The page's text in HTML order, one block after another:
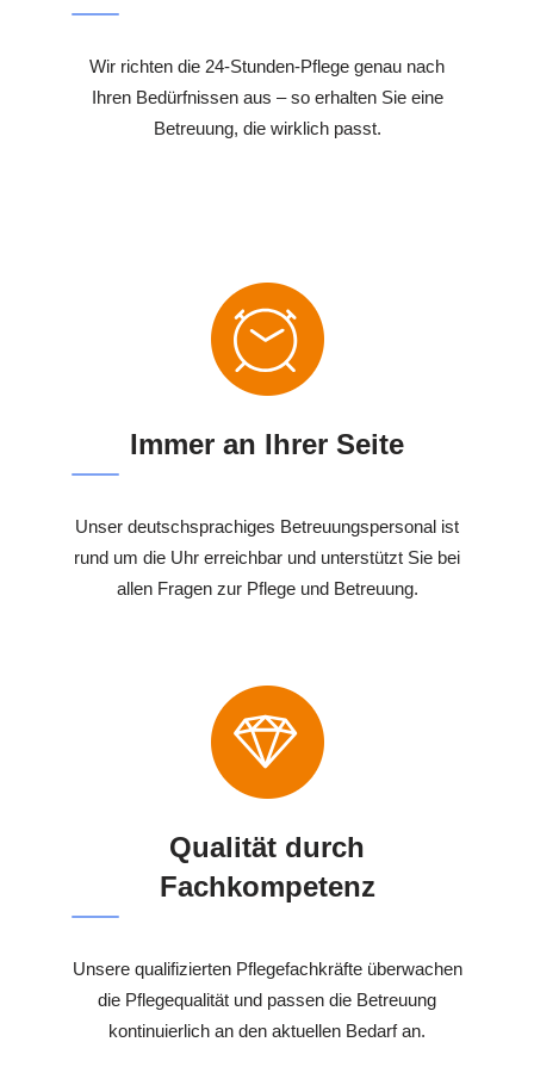
Wir richten die 24-Stunden-Pflege genau nach
Ihren Bedürfnissen aus – so erhalten Sie eine
Betreuung, die wirklich passt.
Immer an Ihrer Seite
Unser deutschsprachiges Betreuungspersonal ist
rund um die Uhr erreichbar und unterstützt Sie bei
allen Fragen zur Pflege und Betreuung.
Qualität durch
Fachkompetenz
Unsere qualifizierten Pflegefachkräfte überwachen
die Pflegequalität und passen die Betreuung
kontinuierlich an den aktuellen Bedarf an.